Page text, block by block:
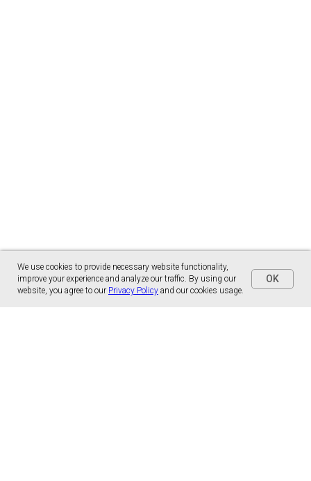
We use cookies to provide necessary website functionality,
improve your experience and analyze our traffic. By using our
website, you agree to our Privacy Policy and our cookies usage.
OK